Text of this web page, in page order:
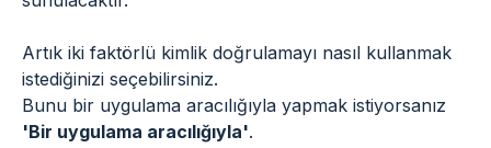
Artık iki faktörlü kimlik doğrulamayı nasıl kullanmak
istediğinizi seçebilirsiniz.
Bunu bir uygulama aracılığıyla yapmak istiyorsanız
'Bir uygulama aracılığıyla'.